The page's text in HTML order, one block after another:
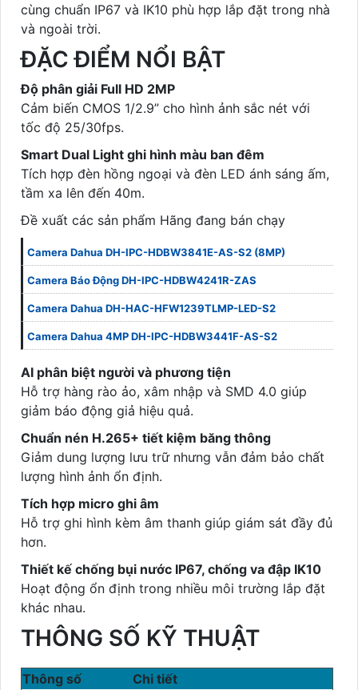
cùng chuẩn IP67 và IK10 phù hợp lắp đặt trong nhà
và ngoài trời.
ĐẶC ĐIỂM NỔI BẬT
Độ phân giải Full HD 2MP
Cảm biến CMOS 1/2.9” cho hình ảnh sắc nét với
tốc độ 25/30fps.
Smart Dual Light ghi hình màu ban đêm
Tích hợp đèn hồng ngoại và đèn LED ánh sáng ấm,
tầm xa lên đến 40m.
Đề xuất các sản phẩm Hãng đang bán chạy
Camera Dahua DH-IPC-HDBW3841E-AS-S2 (8MP)
Camera Báo Động DH-IPC-HDBW4241R-ZAS
Camera Dahua DH-HAC-HFW1239TLMP-LED-S2
Camera Dahua 4MP DH-IPC-HDBW3441F-AS-S2
AI phân biệt người và phương tiện
Hỗ trợ hàng rào ảo, xâm nhập và SMD 4.0 giúp
giảm báo động giả hiệu quả.
Chuẩn nén H.265+ tiết kiệm băng thông
Giảm dung lượng lưu trữ nhưng vẫn đảm bảo chất
lượng hình ảnh ổn định.
Tích hợp micro ghi âm
Hỗ trợ ghi hình kèm âm thanh giúp giám sát đầy đủ
hơn.
Thiết kế chống bụi nước IP67, chống va đập IK10
Hoạt động ổn định trong nhiều môi trường lắp đặt
khác nhau.
THÔNG SỐ KỸ THUẬT
Thông số Chi tiết